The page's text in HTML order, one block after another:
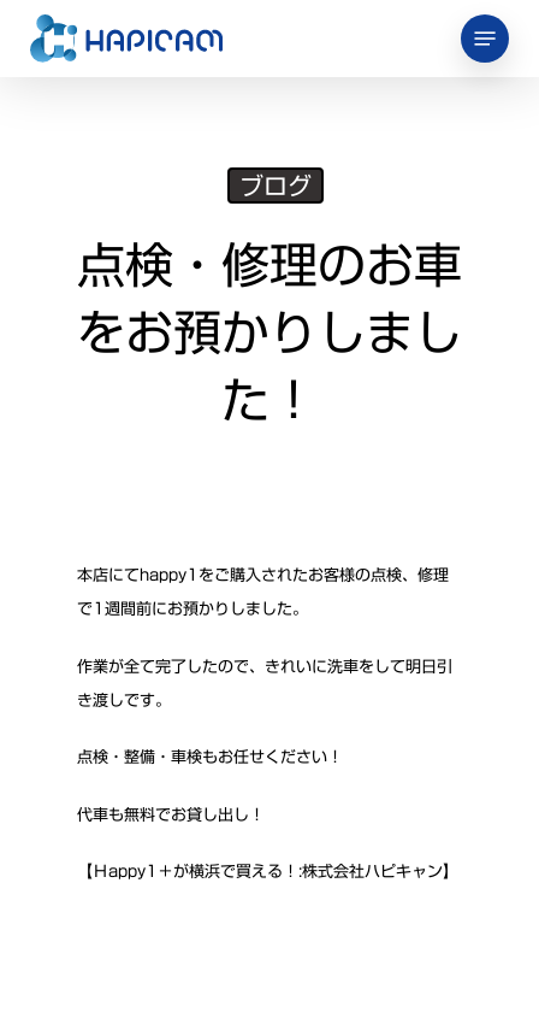
Menu
ブログ
点検・修理のお車
をお預かりしまし
た！
本店にてhappy1をご購入されたお客様の点検、修理
で1週間前にお預かりしました。
作業が全て完了したので、きれいに洗車をして明日引
き渡しです。
点検・整備・車検もお任せください！
代車も無料でお貸し出し！
【Ｈappy1＋が横浜で買える！:株式会社ハピキャン】